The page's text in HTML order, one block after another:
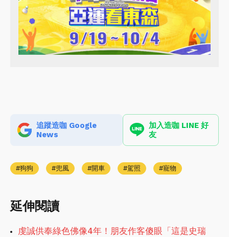
追蹤造咖 Google
News
加入造咖 LINE 好
友
狗狗 兜風 開車 駕照 寵物
延伸閱讀
虔誠供奉綠色佛像4年！朋友作客傻眼「這是史瑞